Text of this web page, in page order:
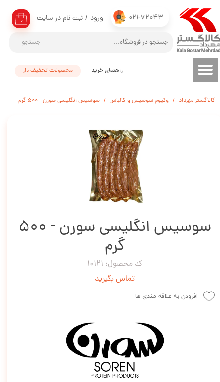
021-72043
جستجو
۰ ورود / ثبت نام در سایت
حساب کاربری من
تغییر گذر واژه
سفارشات
محصولات تحفیف دار راهنمای خرید
کالاگستر مهرداد وکیوم سوسیس و کالباس سوسیس انگلیسی سورن - ۵۰۰ گرم
سوسیس انگلیسی سورن - ۵۰۰
گرم
کد محصول: 10121
تماس بگیرید
افزودن به علاقه مندی ها